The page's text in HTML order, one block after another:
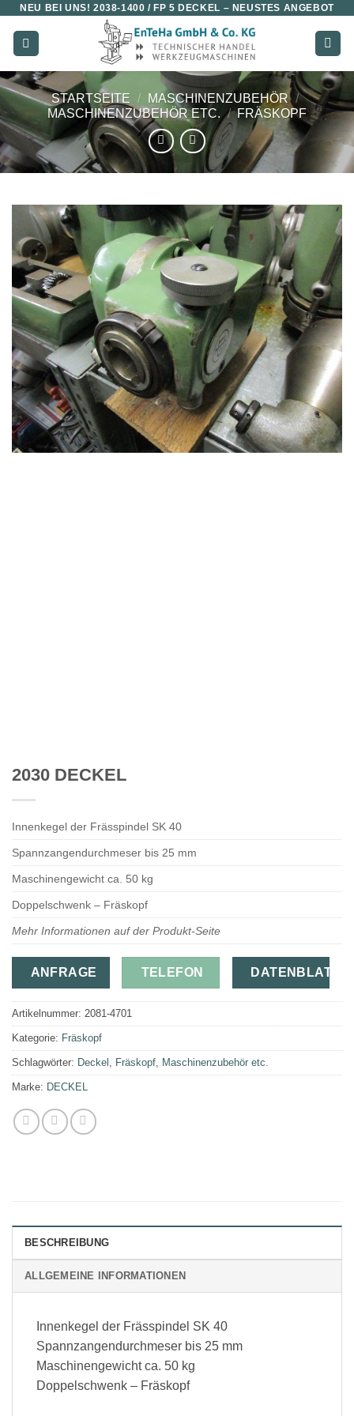
Zum
Inhalt
springen
NEU BEI UNS!2038-1400 / FP 5 DECKEL – NEUSTES ANGEBOT
STARTSEITE / MASCHINENZUBEHÖR /
MASCHINENZUBEHÖR ETC. / FRÄSKOPF
2030 DECKEL
Innenkegel der Frässpindel SK 40
Spannzangendurchmeser bis 25 mm
Maschinengewicht ca. 50 kg
Doppelschwenk – Fräskopf
Mehr Informationen auf der Produkt-Seite
ANFRAGE TELEFON DATENBLATT
Artikelnummer: 2081-4701
Kategorie: Fräskopf
Schlagwörter: Deckel Fräskopf Maschinenzubehör etc.
Marke: DECKEL
BESCHREIBUNG
ALLGEMEINE INFORMATIONEN
Innenkegel der Frässpindel SK 40
Spannzangendurchmeser bis 25 mm
Maschinengewicht ca. 50 kg
Doppelschwenk – Fräskopf